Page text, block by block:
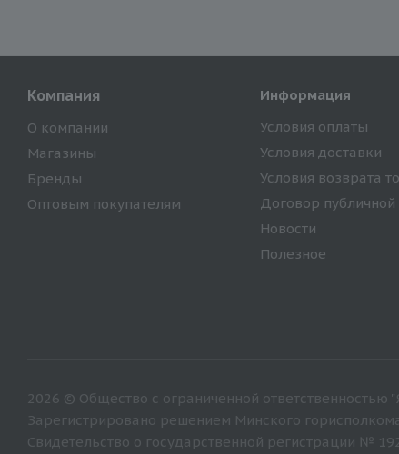
Компания
О компании
Магазины
Бренды
Оптовым покупателям
Информация
Условия оплаты
Условия доставки
Условия возврата
Договор
Новости
Полезное
2026 © Общество с ограниченной ответственностью
Зарегистрировано решением Минского горисполкома
Свидетельство о государственной регистрации №